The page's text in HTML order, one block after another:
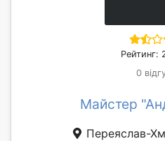
Рейтинг:
0
Майстер
Переяслав-